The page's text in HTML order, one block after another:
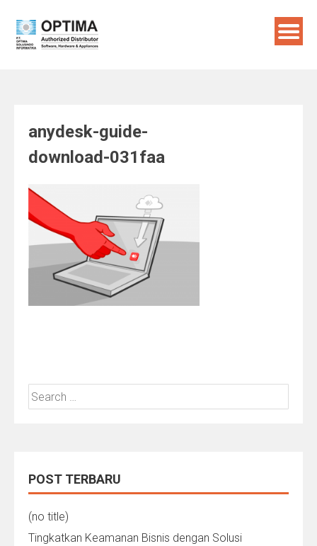
content
anydesk-guide-
download-031faa
Search
for:
POST TERBARU
(no title)
Tingkatkan Keamanan Bisnis dengan Solusi